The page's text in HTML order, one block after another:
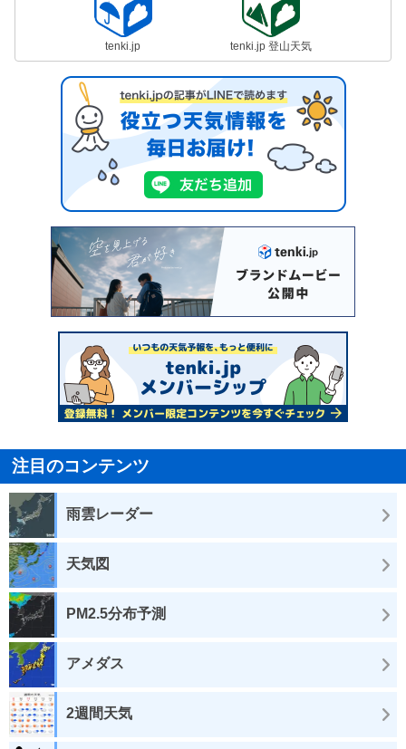
tenki.jp tenki.jp 登山天気
注目のコンテンツ
雨雲レーダー
天気図
PM2.5分布予測
アメダス
2週間天気